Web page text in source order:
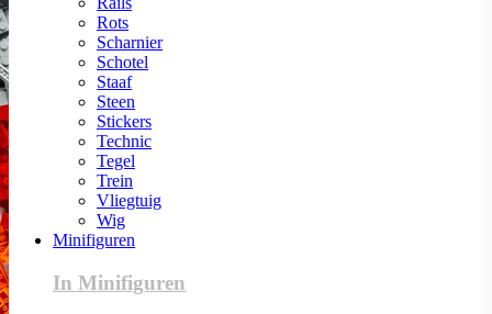
Rots
Scharnier
Schotel
Staaf
Steen
Stickers
Technic
Tegel
Trein
Vliegtuig
Wig
Minifiguren
In Minifiguren